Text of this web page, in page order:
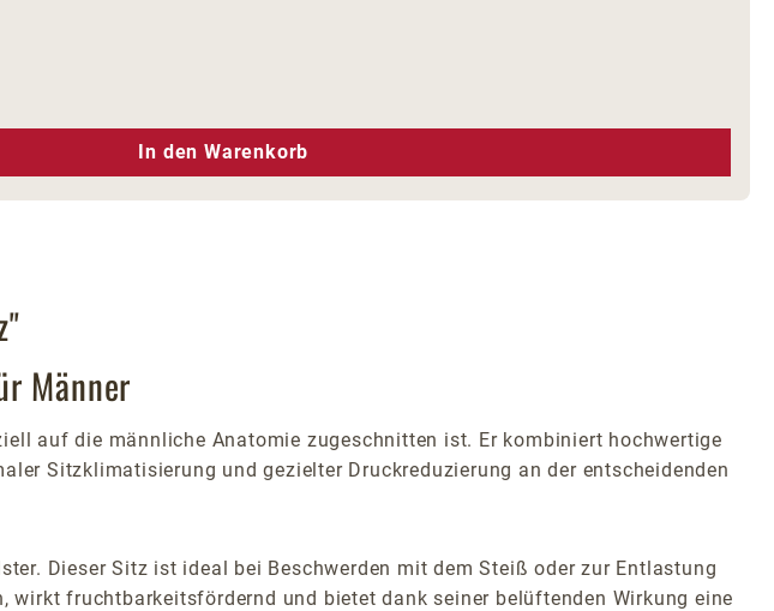
die Schaltflächen um die Anzahl zu erhöhen oder zu
In den Warenkorb
Männer
auf die männliche Anatomie zugeschnitten ist. Er kombiniert hochwertige
Sitzklimatisierung und gezielter Druckreduzierung an der entscheidenden
Dieser Sitz ist ideal bei Beschwerden mit dem Steiß oder zur Entlastung
wirkt fruchtbarkeitsfördernd und bietet dank seiner belüftenden Wirkung eine